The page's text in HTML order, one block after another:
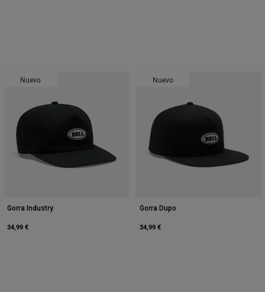
Nuevo
Gorra Industry
34,99 €
Nuevo
Gorra Dupo
34,99 €